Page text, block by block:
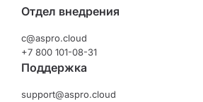
Отдел внедрения
c@aspro.cloud
+7 800 101-08-31
Поддержка
support@aspro.cloud